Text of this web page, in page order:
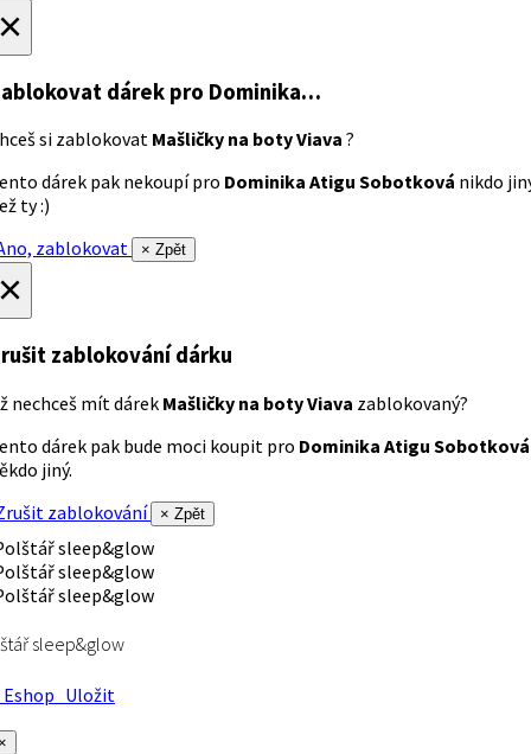
dárek pro Dominika…
si zablokovat Mašličky na boty Viava ?
dárek pak nekoupí pro Dominika Atigu Sobotková nikdo
ty :)
zablokovat
× Zpět
zablokování dárku
nechceš mít dárek Mašličky na boty Viava zablokovaný?
dárek pak bude moci koupit pro Dominika Atigu Sobotková
jiný.
zablokování
× Zpět
sleep&glow
Uložit